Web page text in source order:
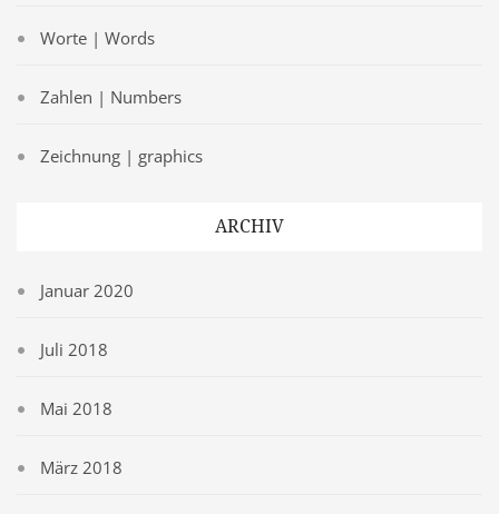
Worte | Words
Zahlen | Numbers
Zeichnung | graphics
ARCHIV
Januar 2020
Juli 2018
Mai 2018
März 2018